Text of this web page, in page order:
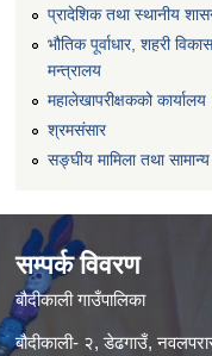
प्रादेशिक तथा स्थानीय
भौतिक पूर्वाधार, शहरी
मन्त्रालय
महालेखापरीक्षकको कार्यालय
श्रमसंसार
सङ्घीय मामिला तथा
सम्पर्क विवरण
बौदीकाली गाउँपालिका
बौदीकाली- २, डेढगाउँ,